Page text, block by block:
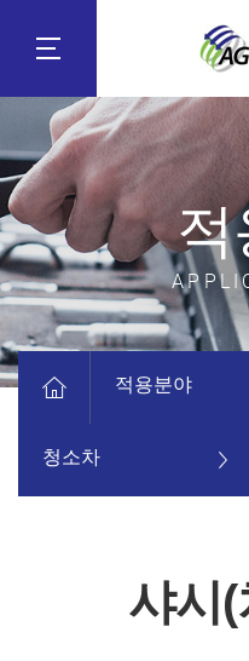
적
적용분야
청소차
샤시